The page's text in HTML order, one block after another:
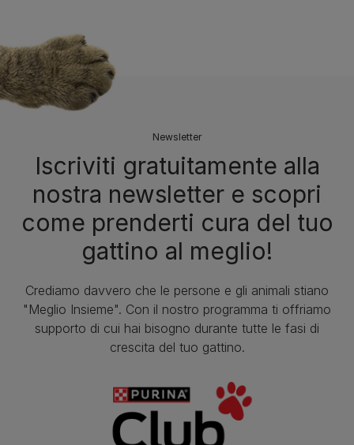
Newsletter
Iscriviti gratuitamente alla
nostra newsletter e scopri
come prenderti cura del tuo
gattino al meglio!
Crediamo davvero che le persone e gli animali stiano
"Meglio Insieme". Con il nostro programma ti offriamo
supporto di cui hai bisogno durante tutte le fasi di
crescita del tuo gattino.